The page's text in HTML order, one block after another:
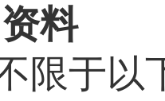
料
限于以